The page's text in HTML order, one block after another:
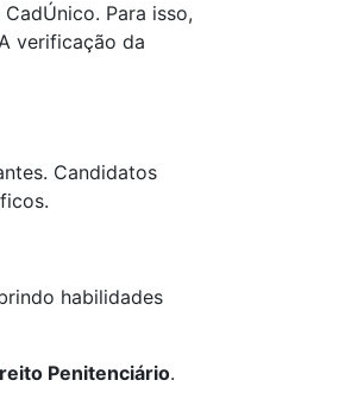
Para isso,
verificação da
Candidatos
habilidades
Penitenciário.